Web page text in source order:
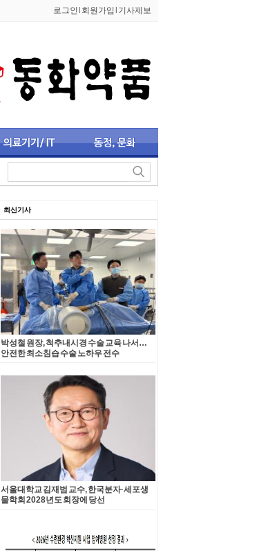
로그인 회원가입 기사제보
최신기사
박성철 원장, 척추내시경 수술 교육 나서…
안전한 최소침습 수술 노하우 전수
서울대학교 김재범 교수, 한국분자·세포생
물학회 2028년도 회장에 당선